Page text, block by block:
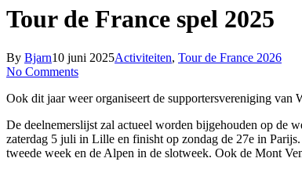
Tour de France spel 2025
By Bjarn10 juni 2025Activiteiten, Tour de France 2026
No Comments
Ook dit jaar weer organiseert de supportersvereniging van
De deelnemerslijst zal actueel worden bijgehouden op de
zaterdag 5 juli in Lille en finisht op zondag de 27e in
tweede week en de Alpen in de slotweek. Ook de Mont